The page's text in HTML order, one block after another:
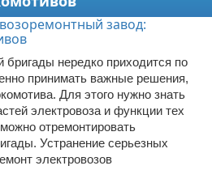
бригады нередко приходится по
принимать важные решения,
Для этого нужно знать
электровоза и функции тех
отремонтировать
Устранение серьезных
электровозов